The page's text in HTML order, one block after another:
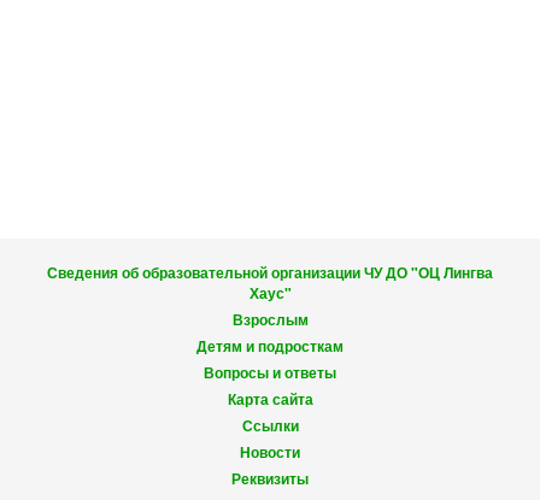
Сведения об образовательной организации ЧУ ДО "ОЦ Лингва
Хаус"
Взрослым
Детям и подросткам
Вопросы и ответы
Карта сайта
Ссылки
Новости
Реквизиты